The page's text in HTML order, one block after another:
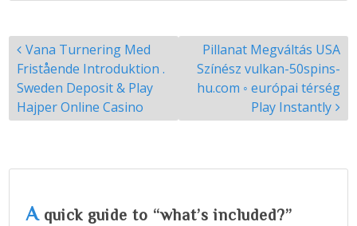
Post
navigation
Vana Turnering Med
Fristående Introduktion .
Sweden Deposit & Play
Hajper Online Casino
Pillanat Megváltás USA
Színész vulkan-50spins-
hu.com ◦ európai térség
Play Instantly
Aquick guide to “what’s included?”